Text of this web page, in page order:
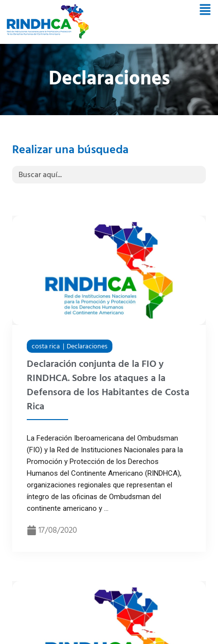
Declaraciones
Realizar una búsqueda
costa rica Declaraciones
Declaración conjunta de la FIO y
RINDHCA. Sobre los ataques a la
Defensora de los Habitantes de Costa
Rica
La Federación Iberoamericana del Ombudsman
(FIO) y la Red de Instituciones Nacionales para la
Promoción y Protección de los Derechos
Humanos del Continente Americano (RINDHCA),
organizaciones regionales que representan el
íntegro de las oficinas de Ombudsman del
continente americano y ...
17/08/2020